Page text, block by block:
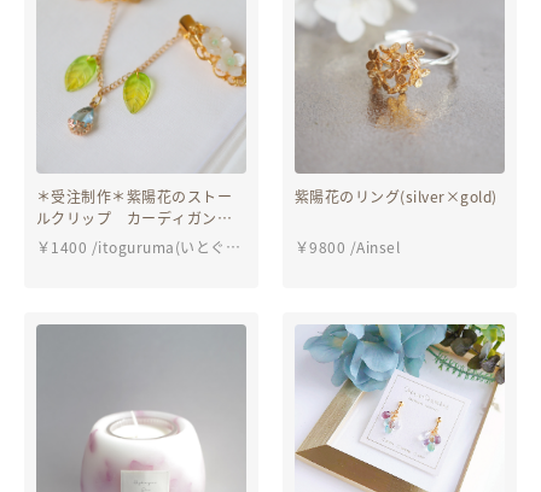
＊受注制作＊紫陽花のストー
ルクリップ カーディガン留
め 白紫陽花
￥1400 /itoguruma(いとぐる
紫陽花のリング(silver×gold)
￥9800 /Ainsel